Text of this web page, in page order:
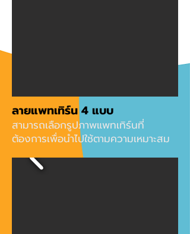
ลายแพทเทิร์น 4 แบบ
สามารถเลือกรูปภาพแพทเทิร์นที่
ต้องการเพื่อนำไปใช้ตามความเหมาะสม